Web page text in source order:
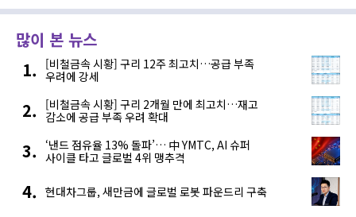
많이 본 뉴스
[비철금속 시황] 구리 12주 최고치…공급 부족
우려에 강세
[비철금속 시황] 구리 2개월 만에 최고치…재고
감소에 공급 부족 우려 확대
‘낸드 점유율 13% 돌파’… 中 YMTC, AI 슈퍼
사이클 타고 글로벌 4위 맹추격
현대차그룹, 새만금에 글로벌 로봇 파운드리 구축